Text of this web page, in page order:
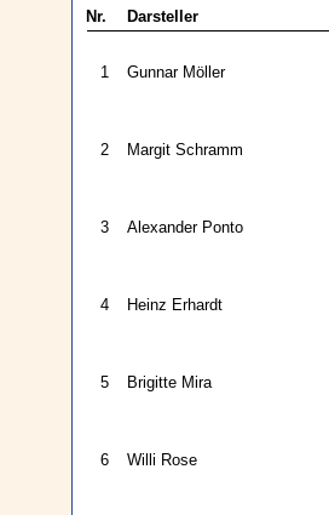
Nr. Darsteller
1 Gunnar Möller
2 Margit Schramm
3 Alexander Ponto
4 Heinz Erhardt
5 Brigitte Mira
6 Willi Rose